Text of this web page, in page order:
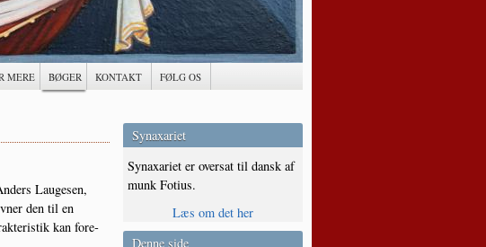
MERE BØGER KONTAKT FØLG OS
Lau­ge­sen,
den til en
kan fore­
Synaxariet
Synaxariet er oversat til dansk af
munk Fotius.
Læs om det her
Denne side